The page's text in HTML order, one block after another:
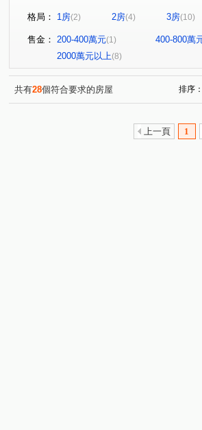
21世紀大廈
(1) 麗思卡登 (1) 中
文新街(1) 愛三街 大同路(1)
桃鶯路(1) 大有路
春日路(1) 大連二街(1) 五福一
中正路(1) 永安路 五福一街 (1)
格局： 1房(2) 2房(4) 3房(10)
售金： 200-400萬元(1) 400-800萬
2000萬元以上(8)
共有28個符合要求的房屋 排序：
上一頁 1